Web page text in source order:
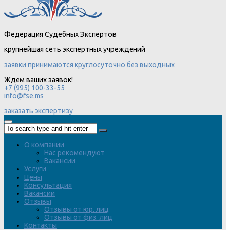
Федерация Судебных Экспертов
крупнейшая сеть экспертных учреждений
заявки принимаются круглосуточно без выходных
Ждем ваших заявок!
+7 (995) 100-33-55
info@fse.ms
заказать экспертизу
О компании
Нас рекомендуют
Вакансии
Услуги
Цены
Консультация
Вакансии
Отзывы
Отзывы от юр. лиц
Отзывы от физ. лиц
Контакты